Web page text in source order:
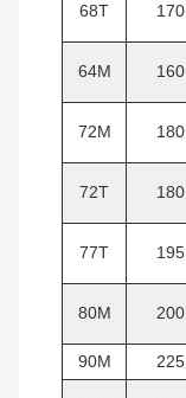
68T 170
64M 160
72M 180
72T 180
77T 195
80M 200
90M 225